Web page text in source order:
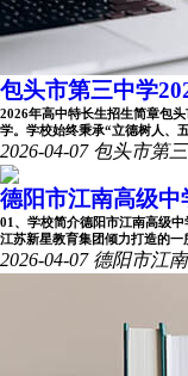
包头市第三中学
2026年高中特长生招生简章包
学。学校始终秉承“立德树人、
2026-04-07 包头市第
德阳市江南高级
01、学校简介德阳市江南高级
江苏新星教育集团倾力打造的一
2026-04-07 德阳市江